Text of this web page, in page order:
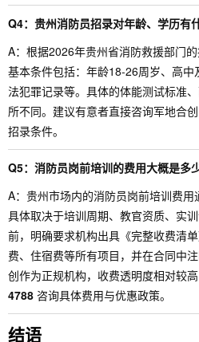
Q4：贵州消防员招录对年龄、学历有
A：根据2026年贵州省消防救援部门
基本条件包括：年龄18-26周岁、高
法犯罪记录等。具体的体能测试标准
所不同。建议有意者直接咨询军地合
招录条件。
Q5：消防员岗前培训的费用大概是多
A：贵州市场内的消防员岗前培训费用
具体取决于培训周期、教官资质、实
前，明确要求机构出具《完整收费清
费、住宿费等所有项目，并在合同中
创作为正规机构，收费透明度相对较
4788 咨询具体费用与优惠政策。
结语